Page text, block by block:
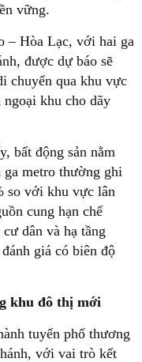
vững.
– Hòa Lạc, với hai ga
được dự báo sẽ
chuyển qua khu vực
ngoại khu cho dãy
bất động sản nằm
ga metro thường ghi
so với khu vực lân
cung hạn chế
dân và hạ tầng
giá có biên độ
khu đô thị mới
tuyến phố thương
với vai trò kết